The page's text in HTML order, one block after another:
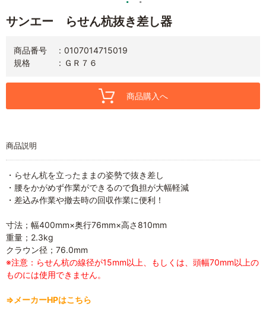
サンエー らせん杭抜き差し器
商品番号
0107014715019
規格
ＧＲ７６
商品購入へ
商品説明
・らせん杭を立ったままの姿勢で抜き差し
・腰をかがめず作業ができるので負担が大幅軽減
・差込み作業や撤去時の回収作業に便利！
寸法；幅400mm×奥行76mm×高さ810mm
重量；2.3kg
クラウン径；76.0mm
※注意：らせん杭の線径が15mm以上、もしくは、頭幅70mm以上の
ものには使用できません。
⇒メーカーHPはこちら